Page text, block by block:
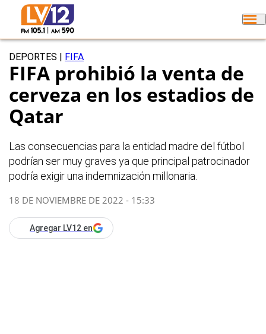
DEPORTES FIFA
FIFA prohibió la venta de
cerveza en los estadios de
Qatar
Las consecuencias para la entidad madre del fútbol
podrían ser muy graves ya que principal patrocinador
podría exigir una indemnización millonaria.
18 DE NOVIEMBRE DE 2022 - 15:33
Agregar LV12 en